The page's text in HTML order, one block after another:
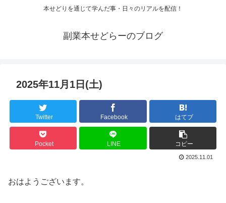
本せどりを通じて学んだ事・日々のリアルを配信！
副業本せどらーのブログ
2025年11月1日(土)
Twitter Facebook はてブ
Pocket LINE コピー
2025.11.01
おはようございます。